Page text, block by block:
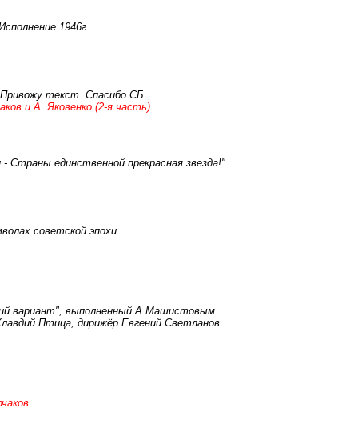
1946г.
текст. Спасибо СБ.
и А. Яковенко (2-я часть)
Страны единственной прекрасная звезда!"
советской эпохи.
вариант", выполненный А Машистовым
Птица, дирижёр Евгений Светланов